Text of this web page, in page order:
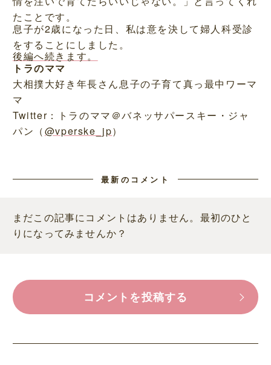
たことです。
息子が2歳になった日、私は意を決して婦人科受診
をすることにしました。
後編へ続きます。
トラのママ
大相撲大好き年長さん息子の子育て真っ最中ワーマ
マ
Twitter：トラのママ＠バネッサパースキー・ジャ
パン（@vperske_jp）
最新のコメント
まだこの記事にコメントはありません。最初のひと
りになってみませんか？
コメントを投稿する